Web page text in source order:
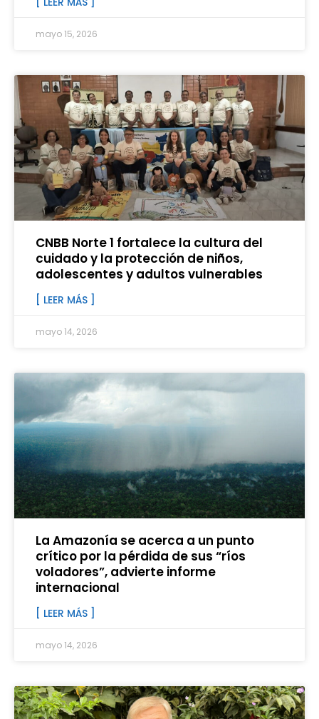
mayo 15, 2026
CNBB Norte 1 fortalece la cultura del
cuidado y la protección de niños,
adolescentes y adultos vulnerables
[ LEER MÁS ]
mayo 14, 2026
La Amazonía se acerca a un punto
crítico por la pérdida de sus “ríos
voladores”, advierte informe
internacional
[ LEER MÁS ]
mayo 14, 2026